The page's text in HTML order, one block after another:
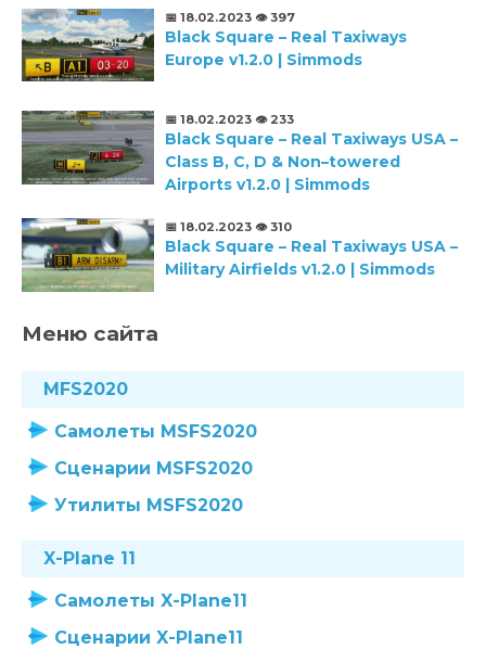
📅 18.02.2023 👁️ 397
Black Square – Real Taxiways
Europe v1.2.0 | Simmods
📅 18.02.2023 👁️ 233
Black Square – Real Taxiways USA –
Class B, C, D & Non–towered
Airports v1.2.0 | Simmods
📅 18.02.2023 👁️ 310
Black Square – Real Taxiways USA –
Military Airfields v1.2.0 | Simmods
Меню сайта
MFS2020
Самолеты MSFS2020
Сценарии MSFS2020
Утилиты MSFS2020
X-Plane 11
Самолеты X-Plane11
Сценарии X-Plane11